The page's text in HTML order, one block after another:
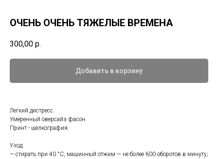
ОЧЕНЬ ОЧЕНЬ ТЯЖЕЛЫЕ ВРЕМЕНА
300,00 р.
Добавить в корзину
Легкий дистресс.
Умеренный оверсайз фасон.
Принт - шелкография.
Уход:
— стирать при 40 °С, машинный отжим — не более 600 оборотов в минуту;